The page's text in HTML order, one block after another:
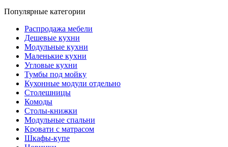
Популярные категории
Распродажа мебели
Дешевые кухни
Модульные кухни
Маленькие кухни
Угловые кухни
Тумбы под мойку
Кухонные модули отдельно
Столешницы
Комоды
Столы-книжки
Модульные спальни
Кровати с матрасом
Шкафы-купе